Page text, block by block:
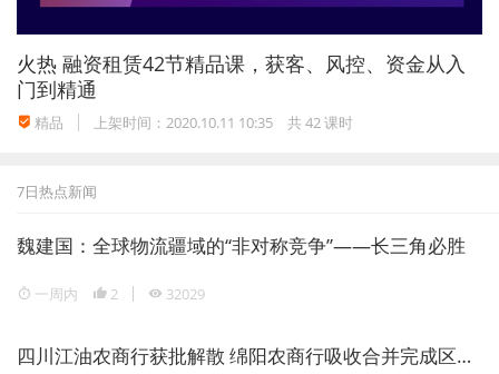
火热 融资租赁42节精品课，获客、风控、资金从入
门到精通
精品 上架时间：2020.10.11 10:35 共 42 课时
7日热点新闻
魏建国：全球物流疆域的“非对称竞争”——长三角必胜
一周内 2 32029
四川江油农商行获批解散 绵阳农商行吸收合并完成区域银行整合